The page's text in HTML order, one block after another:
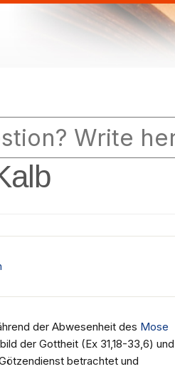
der Abwesenheit des Mose
der Gottheit (Ex 31,18-33,6) und
betrachtet und